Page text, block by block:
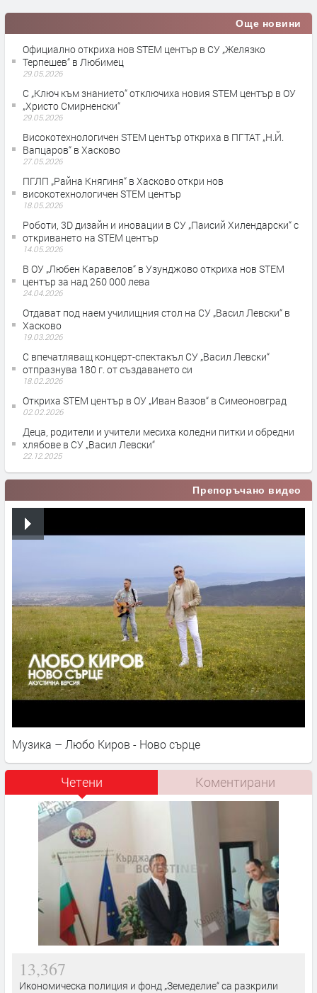
Още новини
Официално откриха нов STEM център в СУ „Желязко
Терпешев“ в Любимец
29.05.2026
С „Ключ към знанието“ отключиха новия STEM център в ОУ
„Христо Смирненски“
29.05.2026
Високотехнологичен STEM център откриха в ПГТАТ „Н.Й.
Вапцаров“ в Хасково
27.05.2026
ПГЛП „Райна Княгиня“ в Хасково откри нов
високотехнологичен STEM център
18.05.2026
Роботи, 3D дизайн и иновации в СУ „Паисий Хилендарски“ с
откриването на STEM център
14.05.2026
В ОУ „Любен Каравелов“ в Узунджово откриха нов STEM
център за над 250 000 лева
24.04.2026
Отдават под наем училищния стол на СУ „Васил Левски“ в
Хасково
19.03.2026
С впечатляващ концерт-спектакъл СУ „Васил Левски“
отпразнува 180 г. от създаването си
18.02.2026
Откриха STEM център в ОУ „Иван Вазов“ в Симеоновград
02.02.2026
Деца, родители и учители месиха коледни питки и обредни
хлябове в СУ „Васил Левски“
22.12.2025
Препоръчано видео
Музика – Любо Киров - Ново сърце
Четени Коментирани
13,367
Икономическа полиция и фонд „Земеделие“ са разкрили